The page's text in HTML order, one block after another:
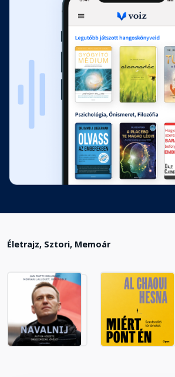
11. fejezet - A magyar Pimpernel
Nagy Imre közelében
Fejezet hossza: 00:50:05
12. fejezet - a "svéd sivatagban"
Fejezet hossza: 00:42:25
13. fejezet - Beszervezni vagy
Fejezet hossza: 00:45:21
14. fejezet - Szerelem a politika
15. fejezet - A szezon vége
Köszönetnyilvánítás
Fejezet hossza: 00:00:20
Életrajz, Sztori, Memoár